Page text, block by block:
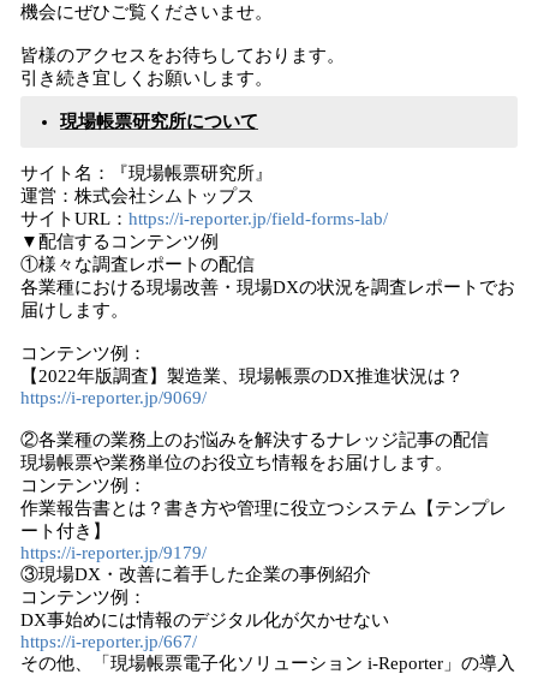
機会にぜひご覧くださいませ。
皆様のアクセスをお待ちしております。
引き続き宜しくお願いします。
現場帳票研究所について
サイト名：『現場帳票研究所』
運営：株式会社シムトップス
サイトURL： https://i-reporter.jp/field-forms-lab/
▼配信するコンテンツ例
①様々な調査レポートの配信
各業種における現場改善・現場DXの状況を調査レポートでお
届けします。
コンテンツ例：
【2022年版調査】製造業、現場帳票のDX推進状況は？
https://i-reporter.jp/9069/
②各業種の業務上のお悩みを解決するナレッジ記事の配信
現場帳票や業務単位のお役立ち情報をお届けします。
コンテンツ例：
作業報告書とは？書き方や管理に役立つシステム【テンプレ
ート付き】
https://i-reporter.jp/9179/
③現場DX・改善に着手した企業の事例紹介
コンテンツ例：
DX事始めには情報のデジタル化が欠かせない
https://i-reporter.jp/667/
その他、「現場帳票電子化ソリューション i-Reporter」の導入